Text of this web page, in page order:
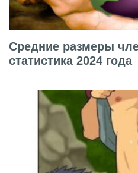
Средние размеры
статистика 2024 года